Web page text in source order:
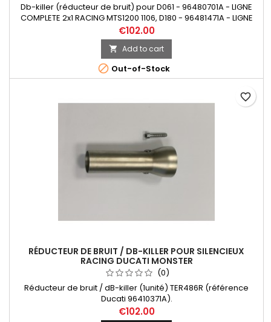
Db-killer (réducteur de bruit) pour D061 - 96480701A - LIGNE
COMPLETE 2x1 RACING MTS1200 1106, D180 - 96481471A - LIGNE
COMPLETE 2x1 RACING MTS1200 1504. Vis de fixation incluse.
€102.00
 Add to cart
 Out-of-Stock
RÉDUCTEUR DE BRUIT / DB-KILLER POUR SILENCIEUX
RACING DUCATI MONSTER
(0)
Réducteur de bruit / dB-killer (1unité) TER486R (référence
Ducati 96410371A).
€102.00
favorite_border